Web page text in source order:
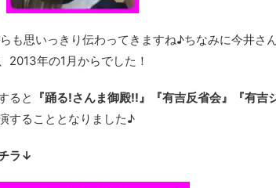
も思いっきり伝わってきますね♪ちなみに今井さ
2013年の1月からでした！
ると
『踊る!さんま御殿!!』『有吉反省会』『有吉
することとなりました♪
ラ↓